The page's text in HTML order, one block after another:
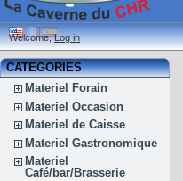
Welcome,Log in
CATEGORIES
Materiel Forain
Materiel Occasion
Materiel de Caisse
Materiel Gastronomique
Materiel
Café/bar/Brasserie